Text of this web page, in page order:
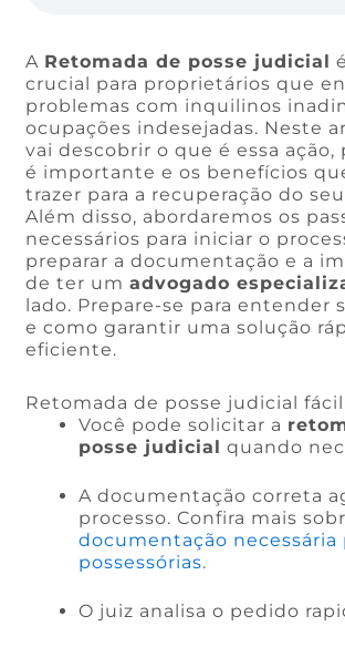
A Retomada de posse judicial
crucial para proprietários que
problemas com inquilinos
ocupações indesejadas. Neste
vai descobrir o que é essa ação,
é importante e os benefícios
trazer para a recuperação do
Além disso, abordaremos os
necessários para iniciar o
preparar a documentação e a
de ter umadvogado
lado. Prepare-se para entender
e como garantir uma solução
eficiente.
Retomada de posse judicial
Você pode solicitar a
posse judicial quando
A documentação correta
processo. Confira mais
documentação necessária
possessórias.
O juiz analisa o pedido